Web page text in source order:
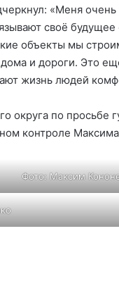
«Меня очень
своё
объекты мы
и дороги. Это
жизнь людей
округа по просьбе
контроле
Фото: Максим